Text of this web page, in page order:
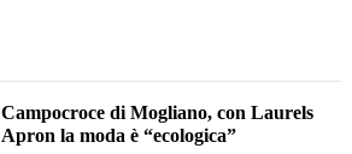
Campocroce di Mogliano, con Laurels
Apron la moda è “ecologica”